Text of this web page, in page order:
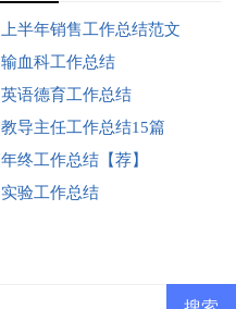
上半年销售工作总结范文
输血科工作总结
英语德育工作总结
教导主任工作总结15篇
年终工作总结【荐】
实验工作总结